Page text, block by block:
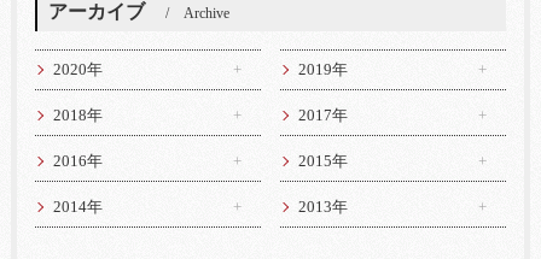
アーカイブ Archive
2020年 2019年
2018年 2017年
2016年 2015年
2014年 2013年